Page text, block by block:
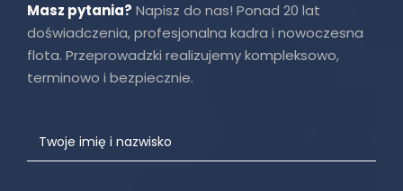
Masz pytania? Napisz do nas! Ponad 20 lat
doświadczenia, profesjonalna kadra i nowoczesna
flota. Przeprowadzki realizujemy kompleksowo,
terminowo i bezpiecznie.